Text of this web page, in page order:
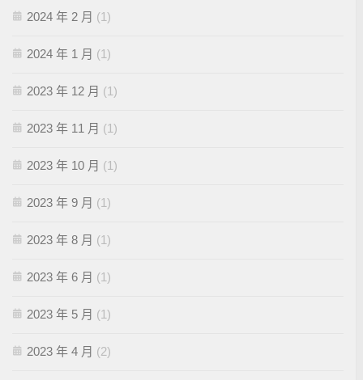
2024 年 2 月 (1)
2024 年 1 月 (1)
2023 年 12 月 (1)
2023 年 11 月 (1)
2023 年 10 月 (1)
2023 年 9 月 (1)
2023 年 8 月 (1)
2023 年 6 月 (1)
2023 年 5 月 (1)
2023 年 4 月 (2)